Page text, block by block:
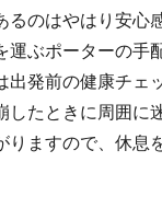
るのはやはり安
ぶポーターの手
発前の健康チェ
たときに周囲に
りますので、休